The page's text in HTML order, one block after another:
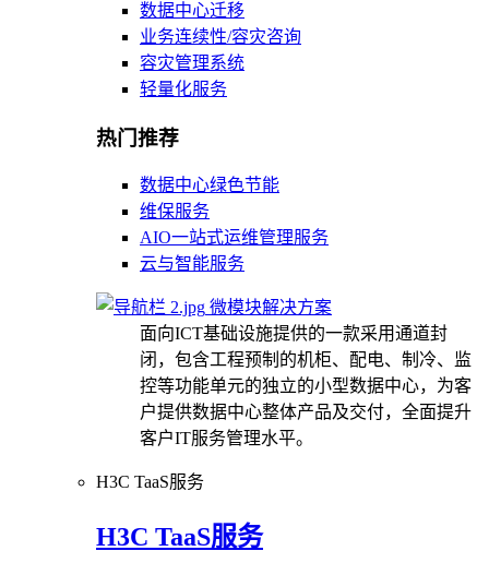
数据中心迁移
业务连续性/容灾咨询
容灾管理系统
轻量化服务
热门推荐
数据中心绿色节能
维保服务
AIO一站式运维管理服务
云与智能服务
微模块解决方案
面向ICT基础设施提供的一款采用通道封
闭，包含工程预制的机柜、配电、制冷、监
控等功能单元的独立的小型数据中心，为客
户提供数据中心整体产品及交付，全面提升
客户IT服务管理水平。
H3C TaaS服务
H3C TaaS服务